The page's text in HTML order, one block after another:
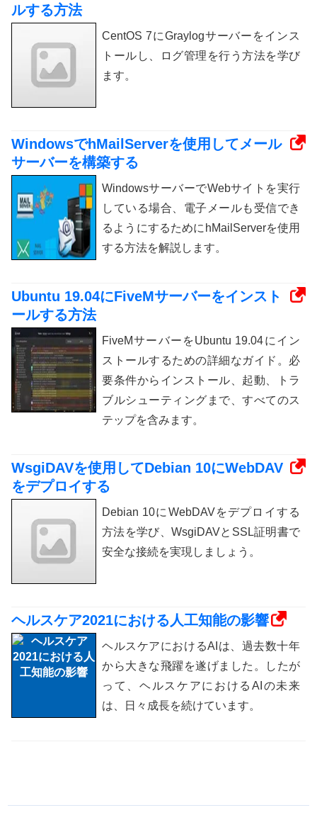
ルする方法
CentOS 7にGraylogサーバーをインス
トールし、ログ管理を行う方法を学び
ます。
WindowsでhMailServerを使用してメール
サーバーを構築する
WindowsサーバーでWebサイトを実行
している場合、電子メールも受信でき
るようにするためにhMailServerを使用
する方法を解説します。
Ubuntu 19.04にFiveMサーバーをインスト
ールする方法
FiveMサーバーをUbuntu 19.04にイン
ストールするための詳細なガイド。必
要条件からインストール、起動、トラ
ブルシューティングまで、すべてのス
テップを含みます。
WsgiDAVを使用してDebian 10にWebDAV
をデプロイする
Debian 10にWebDAVをデプロイする
方法を学び、WsgiDAVとSSL証明書で
安全な接続を実現しましょう。
ヘルスケア2021における人工知能の影響
ヘルスケアにおけるAIは、過去数十年
から大きな飛躍を遂げました。したが
って、ヘルスケアにおけるAIの未来
は、日々成長を続けています。